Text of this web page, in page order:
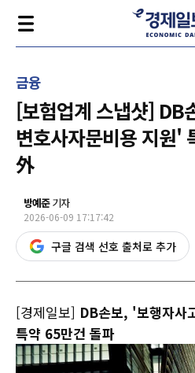
금융
[보험업계 스냅샷] DB
변호사자문비용 지원'
外
방예준기자
2026-06-09 17:17:42
구글 검색 선호 출처로 추가
[경제일보] DB손보, '보행자사
특약 65만건 돌파